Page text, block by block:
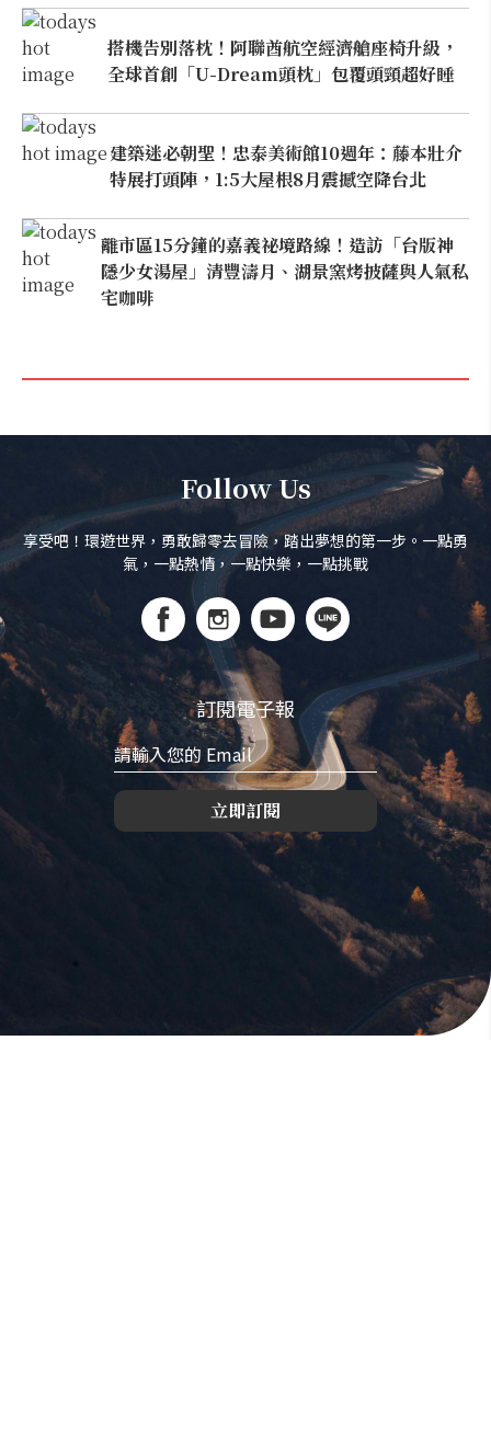
搭機告別落枕！阿聯酋航空經濟艙座椅升級，
全球首創「U-Dream頭枕」包覆頭頸超好睡
建築迷必朝聖！忠泰美術館10週年：藤本壯介
特展打頭陣，1:5大屋根8月震撼空降台北
離市區15分鐘的嘉義祕境路線！造訪「台版神
隱少女湯屋」清豐濤月、湖景窯烤披薩與人氣私
宅咖啡
Follow Us
享受吧！環遊世界，勇敢歸零去冒險，踏出夢想的第一步。一點勇
氣，一點熱情，一點快樂，一點挑戰
訂閱電子報
立即訂閱